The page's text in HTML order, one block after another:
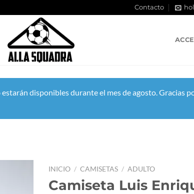
Contacto
disponibles durante el mes de agosto. Gracias
INICIO / CAMISETAS / ADULTO
Camiseta Luis